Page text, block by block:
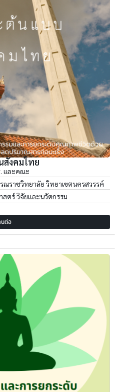
สังคมไทย
และคณะ
ราชวิทยาลัย วิทยาเขตนครสวรรค์
ตร์ วิจัยและนวัตกรรม
นต่อ